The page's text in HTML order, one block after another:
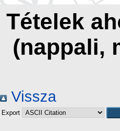
Tételek
(nappali,
Vissza
Export